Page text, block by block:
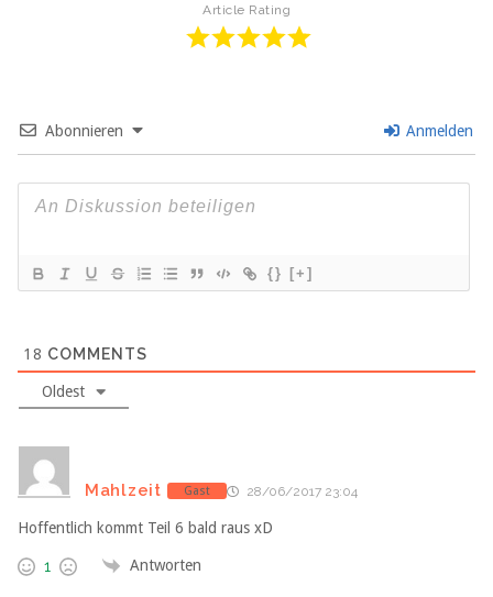
Article Rating
Abonnieren Anmelden
{} [+]
18 COMMENTS
Oldest
Mahlzeit Gast 28/06/2017 23:04
Hoffentlich kommt Teil 6 bald raus xD
1 Antworten